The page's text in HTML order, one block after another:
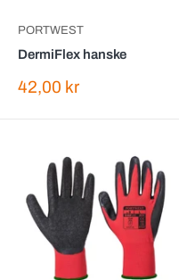
PORTWEST
DermiFlex hanske
Salgspris
42,00 kr